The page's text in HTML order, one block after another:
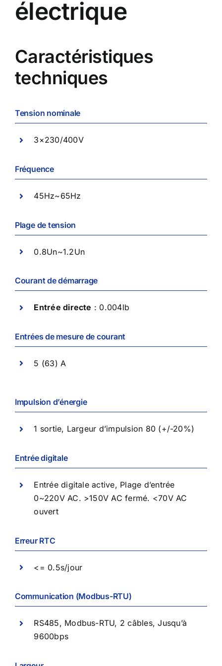
électrique
Caractéristiques
techniques
Tension nominale
3×230/400V
Fréquence
45Hz~65Hz
Plage de tension
0.8Un~1.2Un
Courant de démarrage
Entrée directe : 0.004lb
Entrées de mesure de courant
5 (63) A
Impulsion d’énergie
1 sortie, Largeur d’impulsion 80 (+/-20%)
Entrée digitale
Entrée digitale active, Plage d’entrée
0~220V AC. >150V AC fermé. <70V AC
ouvert
Erreur RTC
<= 0.5s/jour
Communication (Modbus-RTU)
RS485, Modbus-RTU, 2 câbles, Jusqu’à
9600bps